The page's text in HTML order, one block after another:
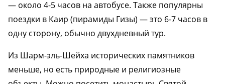
— около 4-5 часов на автобусе. Также популярны
поездки в Каир (пирамиды Гизы) — это 6-7 часов в
одну сторону, обычно двухдневный тур.
Из Шарм-эль-Шейха исторических памятников
меньше, но есть природные и религиозные